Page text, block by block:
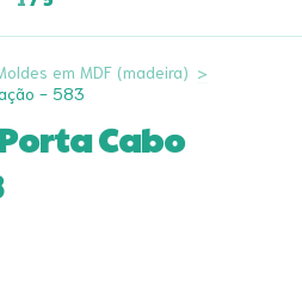
em MDF (madeira) >
- 583
Cabo